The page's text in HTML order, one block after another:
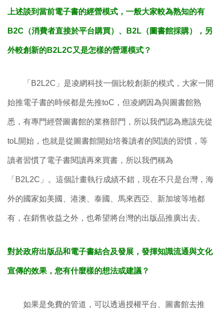
上述談到當前電子書的經營模式，一般大家較為熟知的有
B2C（消費者直接於平台購買）、B2L（圖書館採購），另
外較創新的B2L2C又是怎樣的營運模式？
「B2L2C」是凌網科技一個比較創新的模式，大家一開
始推電子書的時候都是先推toC，但凌網因為與圖書館熟
悉，有專門經營圖書館的業務部門，所以我們認為應該先從
toL開始，也就是從圖書館開始培養讀者的閱讀的習慣，等
讀者習慣了電子書閱讀再來買書，所以我們稱為
「B2L2C」。這個計畫執行成績不錯，現在不只是台灣，海
外的國家如美國、港澳、泰國、馬來西亞、新加坡等地都
有，在銷售收益之外，也希望將台灣的出版品推廣出去。
對於政府出版品和電子書結合及發展，發揮知識流通與文化
宣傳的效果，您有什麼樣的想法或建議？
如果是免費的管道，可以透過授權平台、圖書館去推